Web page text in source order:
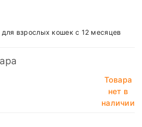
взрослых кошек с 12 месяцев
Товара
нет в
наличии